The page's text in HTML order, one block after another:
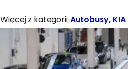
Więcej z kategorii Autobusy, KIA